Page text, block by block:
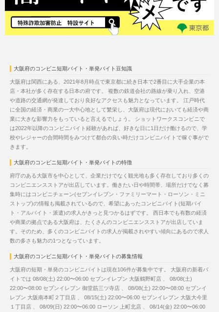
大阪府のコンビニ短期バイト・単発バイト豆知識
大阪府は関西にある、2021年8月時点で東京都に続き日本で2番目に大手企業の本
店・本社が多く存在する日本の府です。 複数の鉄道会社の路線が乗り入れ、空港
や道路の交通網が発達しており良好なアクセスも魅力となっています。 江戸時代
に全国の経済・商業の一大中心地として繁栄し、大阪府は現代においても経済や商
業に大きな影響力をもっていると言えるでしょう。 ショットワークスコンビニで
は2022年以降のコンビニバイト経験があれば、好きな日に1日だけ働けるので、学
校やレジャーの合間時間をみつけて都合の良い時だけコンビニバイトで稼ぐ事がで
きます。
大阪府のコンビニ短期バイト・単発バイトの特徴
府庁のある大阪市を中心として、企業だけでなく観光地も多く存在しており多くの
コンビニエンスストアが出店しています。働きたい日や時間帯、場所だけでなく募
集時にはコンビニチェーン(セブンイレブン・ファミリーマート・ローソン・ミニ
ストップ)の情報も掲載されているので、希望にあったコンビニバイト(短期バイ
ト・アルバイト・派遣)の求人がきっと見つかるはずです。 西日本でも有数の経済
や商業の拠点である大阪府は、たくさんのコンビニエンスストアが出店していま
す。そのため、多くのコンビニバイトの求人が掲載されやすい傾向にあるので求人
数の多さも魅力の1つとなっています。
大阪府のコンビニ短期バイト・単発バイトの募集情報
大阪府の短期・単発のコンビニバイトは現在106件が募集中です。 大阪府の新着バ
イトでは 08/08(土) 22:00〜06:00 セブンイレブン 大阪鶴野町店 、 08/08(土)
22:00〜08:00 セブンイレブン 御堂筋三ツ寺店 、 08/08(土) 22:00〜08:00 セブンイ
レブン 大阪南本町２丁目店 、 08/15(土) 22:00〜06:00 セブンイレブン 大阪大今里
１丁目店 、 08/09(日) 22:00〜06:00 ローソン 上町北店 、 08/14(金) 22:00〜06:00